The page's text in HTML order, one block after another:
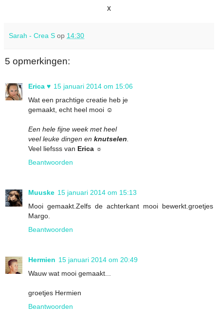
x
Sarah - Crea S op 14:30
5 opmerkingen:
Erica ♥ 15 januari 2014 om 15:06
Wat een prachtige creatie heb je
gemaakt, echt heel mooi ☺
Een hele fijne week met heel
veel leuke dingen en knutselen
Veel liefsss van Erica ☼
Beantwoorden
Muuske 15 januari 2014 om 15:13
Mooi gemaakt.Zelfs de achterkant mooi bewerkt.groetjes
Margo.
Beantwoorden
Hermien 15 januari 2014 om 20:49
Wauw wat mooi gemaakt...
groetjes Hermien
Beantwoorden